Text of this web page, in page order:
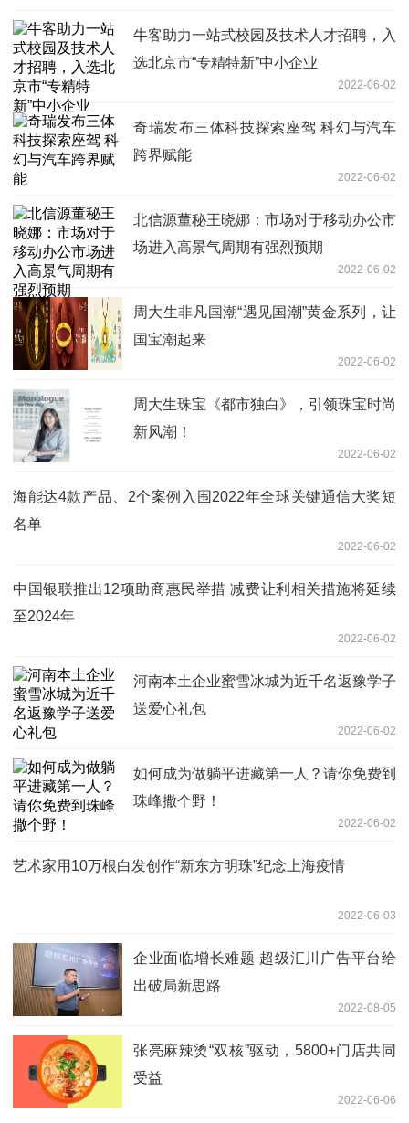
牛客助力一站式校园及技术人才招聘，入
选北京市“专精特新”中小企业
2022-06-02
奇瑞发布三体科技探索座驾 科幻与汽车
跨界赋能
2022-06-02
北信源董秘王晓娜：市场对于移动办公市
场进入高景气周期有强烈预期
2022-06-02
周大生非凡国潮“遇见国潮”黄金系列，让
国宝潮起来
2022-06-02
周大生珠宝《都市独白》，引领珠宝时尚
新风潮！
2022-06-02
海能达4款产品、2个案例入围2022年全球关键通信大奖短
名单
2022-06-02
中国银联推出12项助商惠民举措 减费让利相关措施将延续
至2024年
2022-06-02
河南本土企业蜜雪冰城为近千名返豫学子
送爱心礼包
2022-06-02
如何成为做躺平进藏第一人？请你免费到
珠峰撒个野！
2022-06-02
艺术家用10万根白发创作“新东方明珠”纪念上海疫情
2022-06-03
企业面临增长难题 超级汇川广告平台给
出破局新思路
2022-08-05
张亮麻辣烫“双核”驱动，5800+门店共同
受益
2022-06-06